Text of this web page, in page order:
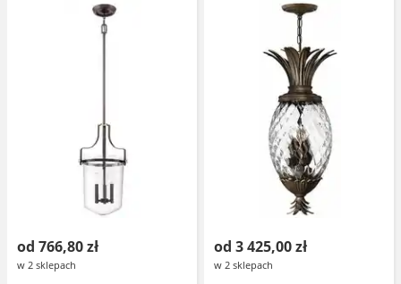
od 766,80 zł
w 2 sklepach
od 3 425,00 zł
w 2 sklepach